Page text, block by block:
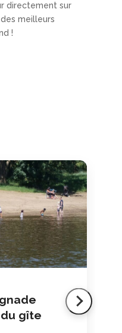
directement sur
meilleurs
!
gîte